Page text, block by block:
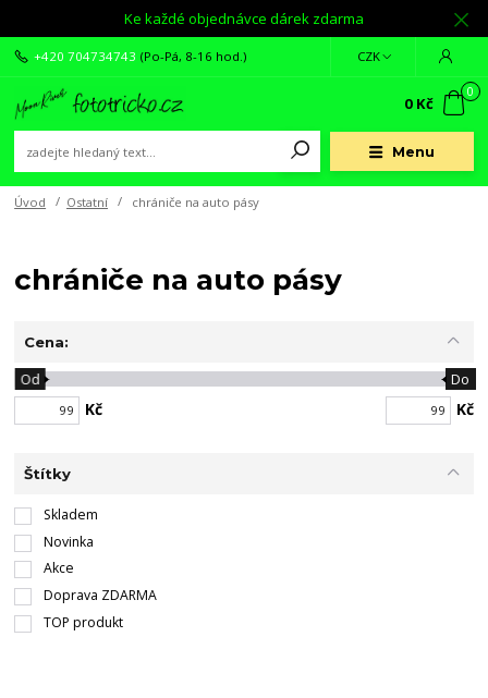
Ke každé objednávce dárek zdarma
Menu
CZK
+420 704734743 (Po-Pá, 8-16 hod.)
0
0 Kč
Úvod Ostatní chrániče na auto pásy
chrániče na auto pásy
Cena:
Kč
Od Do
Kč
Štítky
Skladem
Novinka
Akce
Doprava ZDARMA
TOP produkt